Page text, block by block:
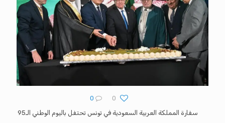
0
0
سفارة المملكة العربية السعودية في تونس تحتفل باليوم الوطني الـ95